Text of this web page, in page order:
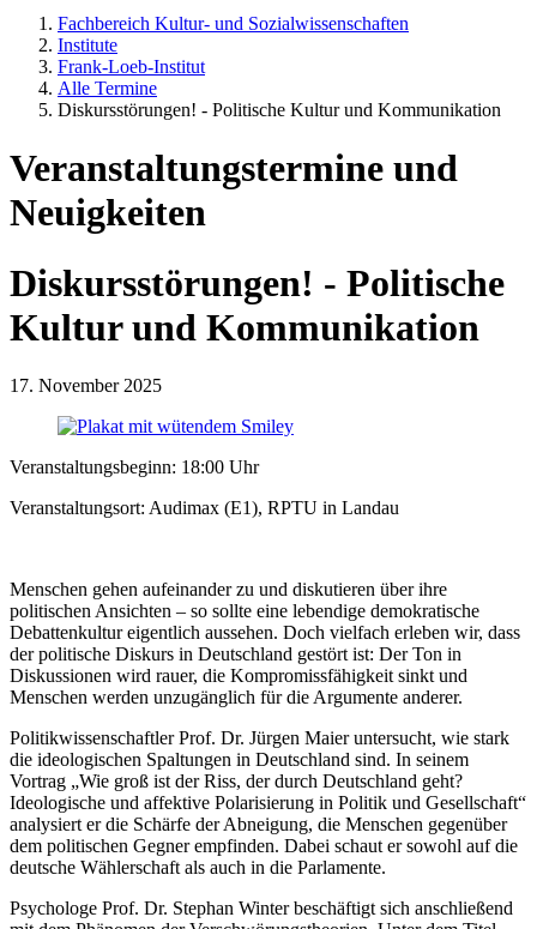
Fachbereich Kultur- und Sozialwissenschaften
Institute
Frank-Loeb-Institut
Alle Termine
Diskursstörungen! - Politische Kultur und Kommunikation
Veranstaltungstermine und
Neuigkeiten
Diskursstörungen! - Politische
Kultur und Kommunikation
17. November 2025
Veranstaltungsbeginn: 18:00 Uhr
Veranstaltungsort: Audimax (E1), RPTU in Landau
Menschen gehen aufeinander zu und diskutieren über ihre
politischen Ansichten – so sollte eine lebendige demokratische
Debattenkultur eigentlich aussehen. Doch vielfach erleben wir, dass
der politische Diskurs in Deutschland gestört ist: Der Ton in
Diskussionen wird rauer, die Kompromissfähigkeit sinkt und
Menschen werden unzugänglich für die Argumente anderer.
Politikwissenschaftler Prof. Dr. Jürgen Maier untersucht, wie stark
die ideologischen Spaltungen in Deutschland sind. In seinem
Vortrag „Wie groß ist der Riss, der durch Deutschland geht?
Ideologische und affektive Polarisierung in Politik und Gesellschaft“
analysiert er die Schärfe der Abneigung, die Menschen gegenüber
dem politischen Gegner empfinden. Dabei schaut er sowohl auf die
deutsche Wählerschaft als auch in die Parlamente.
Psychologe Prof. Dr. Stephan Winter beschäftigt sich anschließend